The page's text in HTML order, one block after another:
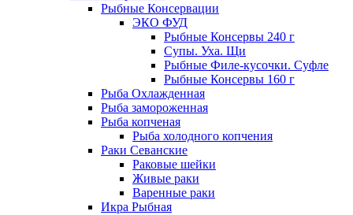
Рыбные Консервации
ЭКО ФУД
Рыбные Консервы 240 г
Супы. Уха. Щи
Рыбные Филе-кусочки. Суфле
Рыбные Консервы 160 г
Рыба Охлажденная
Рыба замороженная
Рыба копченая
Рыба холодного копчения
Раки Севанские
Раковые шейки
Живые раки
Варенные раки
Икра Рыбная